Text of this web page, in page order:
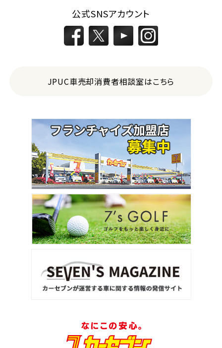
3位
トヨタ
カローラフィールダー
ホンダ
ステップワゴン
2位
トヨタ
アルファード
3位
ヴォクシー
1位
トヨタ
公式SNSアカウント
JPUC車売却消費者相談室はこちら